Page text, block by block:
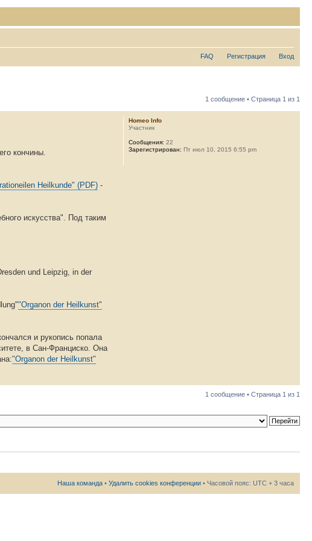
FAQ Регистрация Вход
1 сообщение • Страница 1 из 1
кончины.
Heilkunde" (PDF) -
искусства". Под таким
und Leipzig, in der
"Organon der Heilkunst"
и рукопись попала
в Сан-Франциско. Она
"Organon der Heilkunst"
Homeo Info
Участник
Сообщения: 22
Зарегистрирован: Пт июл 10, 2015 6:55 pm
1 сообщение • Страница 1 из 1
Наша команда • Удалить cookies конференции • Часовой пояс: UTC + 3 часа